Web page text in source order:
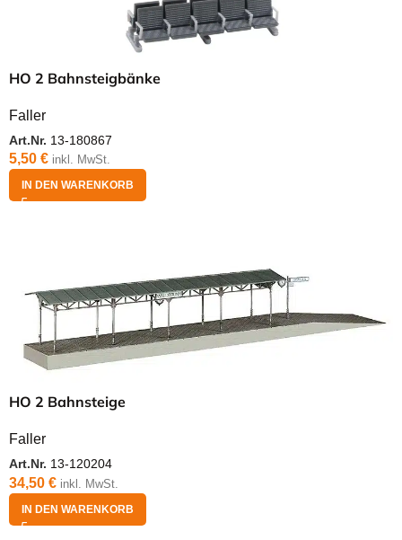
HO 2 Bahnsteigbänke
Faller
Art.Nr. 13-180867
5,50 € inkl. MwSt.
IN DEN WARENKORB
HO 2 Bahnsteige
Faller
Art.Nr. 13-120204
34,50 € inkl. MwSt.
IN DEN WARENKORB